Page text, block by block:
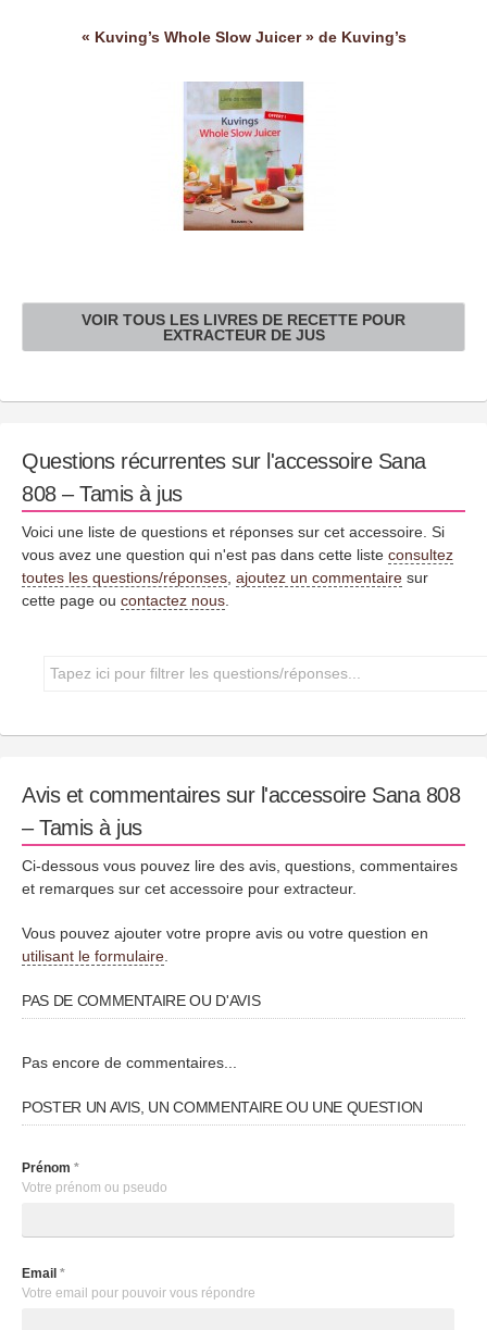
« Kuving’s Whole Slow Juicer » de Kuving’s
VOIR TOUS LES LIVRES DE RECETTE POUR
EXTRACTEUR DE JUS
Questions récurrentes sur l'accessoire Sana
808 – Tamis à jus
Voici une liste de questions et réponses sur cet accessoire. Si
vous avez une question qui n'est pas dans cette liste consultez
toutes les questions/réponses, ajoutez un commentaire sur
cette page ou contactez nous.
Avis et commentaires sur l'accessoire Sana 808
– Tamis à jus
Ci-dessous vous pouvez lire des avis, questions, commentaires
et remarques sur cet accessoire pour extracteur.
Vous pouvez ajouter votre propre avis ou votre question en
utilisant le formulaire.
PAS DE COMMENTAIRE OU D'AVIS
Pas encore de commentaires...
POSTER UN AVIS, UN COMMENTAIRE OU UNE QUESTION
Prénom *
Votre prénom ou pseudo
Email *
Votre email pour pouvoir vous répondre